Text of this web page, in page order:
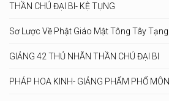
THẦN CHÚ ĐẠI BI- KỆ TỤNG
Sơ Lược Về Phật Giáo Mật Tông Tây Tạng
GIẢNG 42 THỦ NHÃN THẦN CHÚ ĐẠI BI
PHÁP HOA KINH- GIẢNG PHẨM PHỔ MÔN